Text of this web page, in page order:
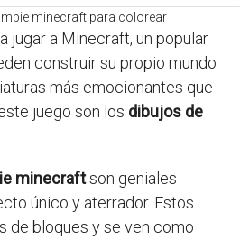
jugar a Minecraft, un popular
construir su propio mundo
más emocionantes que
juego son los dibujos de
minecraftson geniales
único y aterrador. Estos
de bloques y se ven como